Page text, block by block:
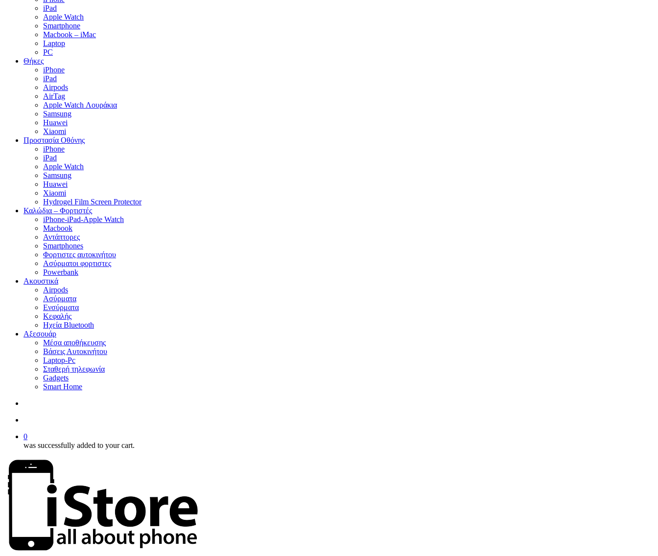
iPad
Apple Watch
Smartphone
Macbook – iMac
Laptop
PC
Θήκες
iPhone
iPad
Airpods
AirTag
Apple Watch Λουράκια
Samsung
Huawei
Xiaomi
Προστασία Οθόνης
iPhone
iPad
Apple Watch
Samsung
Huawei
Xiaomi
Hydrogel Film Screen Protector
Καλώδια – Φορτιστές
iPhone-iPad-Apple Watch
Macbook
Αντάπτορες
Smartphones
Φορτιστες αυτοκινήτου
Ασύρματοι φορτιστες
Powerbank
Ακουστικά
Airpods
Ασύρματα
Ενσύρματα
Κεφαλής
Ηχεία Bluetooth
Αξεσουάρ
Μέσα αποθήκευσης
Βάσεις Αυτοκινήτου
Laptop-Pc
Σταθερή τηλεφωνία
Gadgets
Smart Home
0
was successfully added to your cart.